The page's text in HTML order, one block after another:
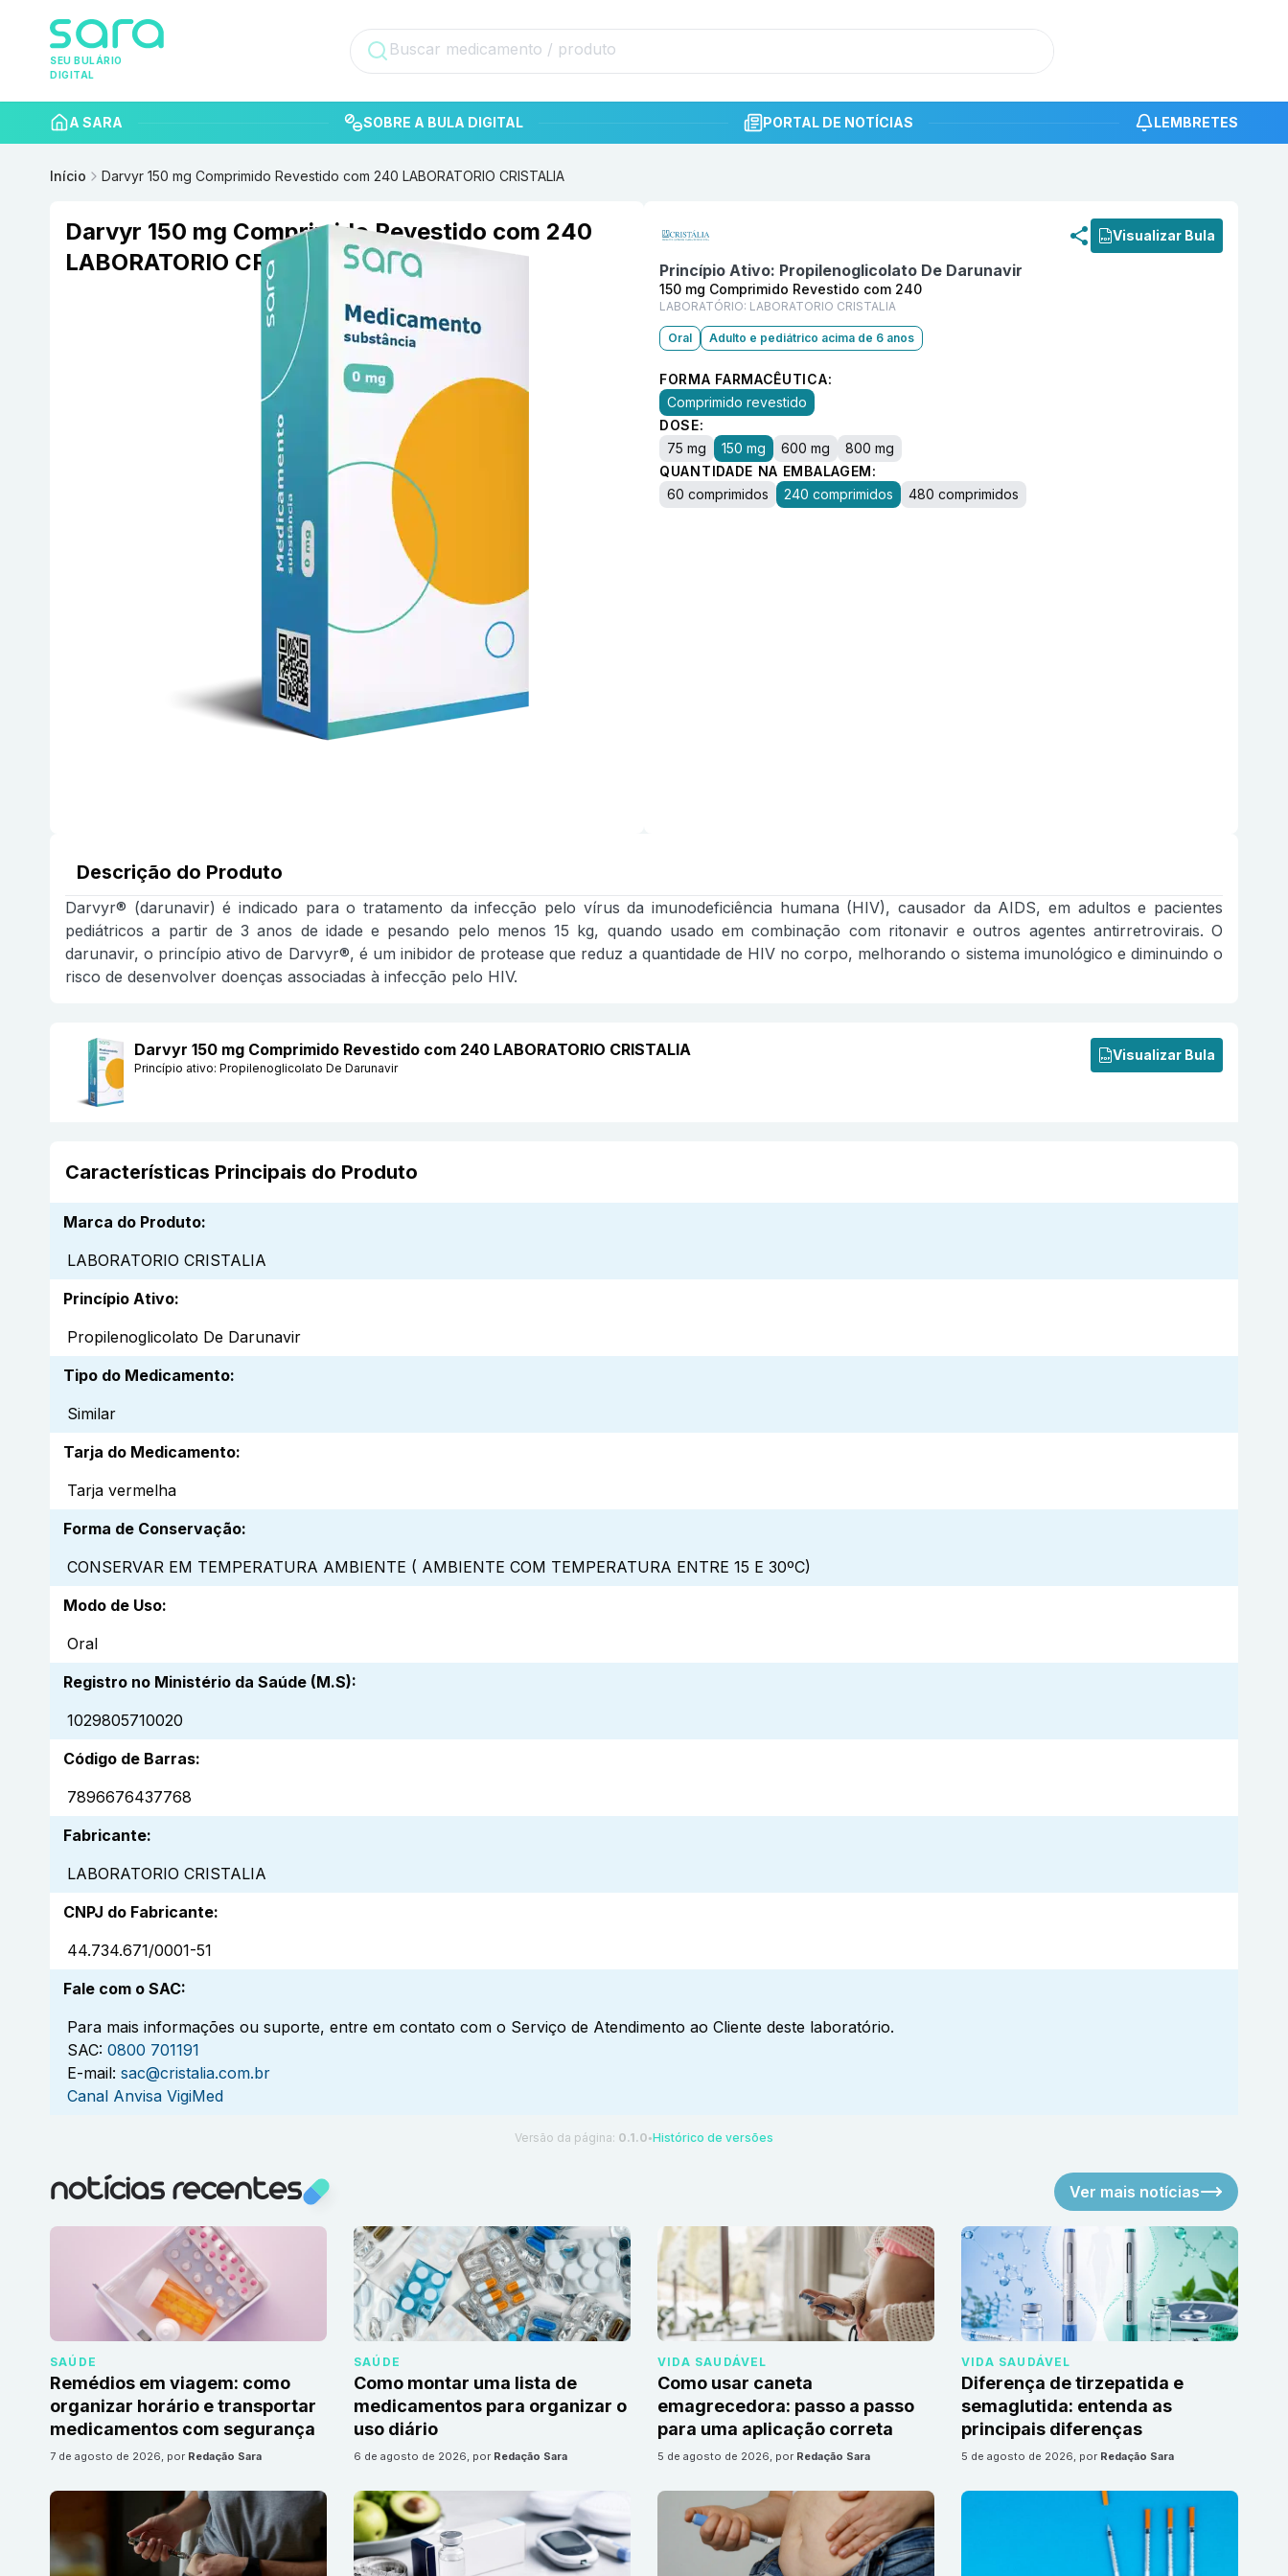
SEU BULÁRIO
DIGITAL
A SARA SOBRE A BULA DIGITAL PORTAL DE NOTÍCIAS LEMBRETES
Início Darvyr 150 mg Comprimido Revestido com 240 LABORATORIO CRISTALIA
Darvyr 150 mg Comprimido Revestido com 240
LABORATORIO CRISTALIA
Visualizar Bula
Princípio Ativo: Propilenoglicolato De Darunavir
150 mg Comprimido Revestido com 240
LABORATÓRIO: LABORATORIO CRISTALIA
Oral Adulto e pediátrico acima de 6 anos
FORMA FARMACÊUTICA:
Comprimido revestido
DOSE:
75 mg
150 mg 600 mg
800 mg
QUANTIDADE NA EMBALAGEM:
60 comprimidos
240 comprimidos 480 comprimidos
Descrição do Produto
Darvyr® (darunavir) é indicado para o tratamento da infecção pelo vírus da imunodeficiência humana (HIV), causador da AIDS, em adultos e pacientes
pediátricos a partir de 3 anos de idade e pesando pelo menos 15 kg, quando usado em combinação com ritonavir e outros agentes antirretrovirais. O
darunavir, o princípio ativo de Darvyr®, é um inibidor de protease que reduz a quantidade de HIV no corpo, melhorando o sistema imunológico e diminuindo o
risco de desenvolver doenças associadas à infecção pelo HIV.
Darvyr 150 mg Comprimido Revestido com 240 LABORATORIO CRISTALIA
Princípio ativo: Propilenoglicolato De Darunavir
Visualizar Bula
Características Principais do Produto
Marca do Produto:
LABORATORIO CRISTALIA
Princípio Ativo:
Propilenoglicolato De Darunavir
Tipo do Medicamento:
Similar
Tarja do Medicamento:
Tarja vermelha
Forma de Conservação:
CONSERVAR EM TEMPERATURA AMBIENTE ( AMBIENTE COM TEMPERATURA ENTRE 15 E 30ºC)
Modo de Uso:
Oral
Registro no Ministério da Saúde (M.S):
1029805710020
Código de Barras:
7896676437768
Fabricante:
LABORATORIO CRISTALIA
CNPJ do Fabricante:
44.734.671/0001-51
Fale com o SAC:
Para mais informações ou suporte, entre em contato com o Serviço de Atendimento ao Cliente deste laboratório.
SAC: 0800 701191
E-mail: sac@cristalia.com.br
Canal Anvisa VigiMed
Versão da página: 0.1.0 ●Histórico de versões
notícias recentes Ver mais notícias
SAÚDE
Remédios em viagem: como
organizar horário e transportar
medicamentos com segurança
7 de agosto de 2026, por Redação Sara
SAÚDE
Como montar uma lista de
medicamentos para organizar o
uso diário
6 de agosto de 2026, por Redação Sara
VIDA SAUDÁVEL
Como usar caneta
emagrecedora: passo a passo
para uma aplicação correta
5 de agosto de 2026, por Redação Sara
VIDA SAUDÁVEL
Diferença de tirzepatida e
semaglutida: entenda as
principais diferenças
5 de agosto de 2026, por Redação Sara